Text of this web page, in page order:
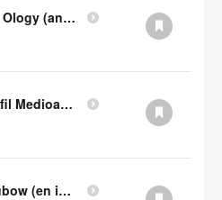
Instrucciones de uso Ology (antes de 2025)
Viccarbe Cubow - Perfil Medioambiental del Producto (en inglés)
Catálogo Viccarbe Cubow (en inglés)